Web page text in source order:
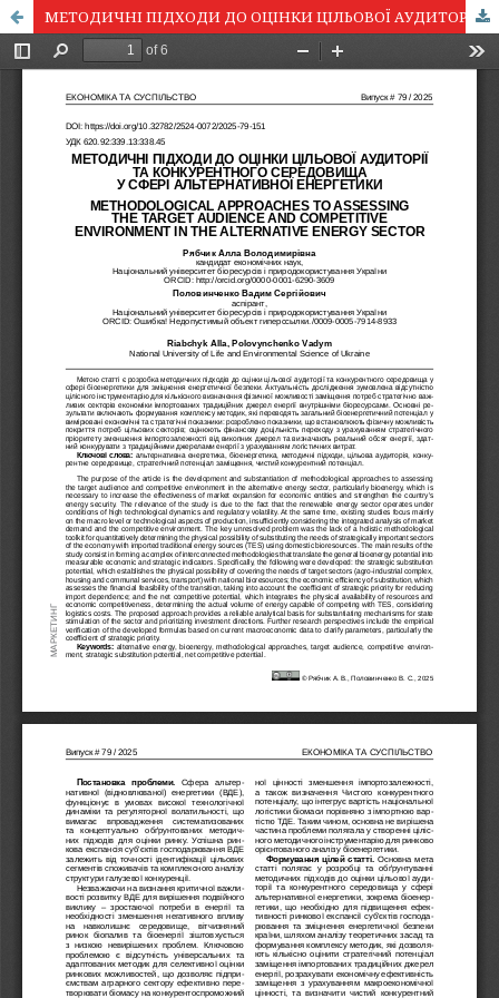
МЕТОДИЧНІ ПІДХОДИ ДО ОЦІНКИ ЦІЛЬОВОЇ АУДИТОРІЇ ТА КОНКУРЕНТНОГО СЕРЕДОВИЩА У СФЕРІ АЛЬТЕРНАТИВНОЇ ЕНЕРГЕТИКИ